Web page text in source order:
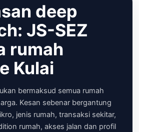
deep
JS-SEZ
rumah
Kulai
bermaksud semua rumah
Kesan sebenar bergantung
jenis rumah, transaksi sekitar,
rumah, akses jalan dan profil